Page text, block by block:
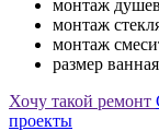
монтаж
монтаж
монтаж
размер
Хочу такой ремонт
проекты